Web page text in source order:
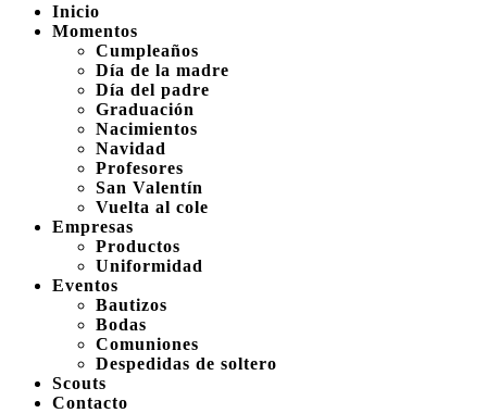
Inicio
Momentos
Cumpleaños
Día de la madre
Día del padre
Graduación
Nacimientos
Navidad
Profesores
San Valentín
Vuelta al cole
Empresas
Productos
Uniformidad
Eventos
Bautizos
Bodas
Comuniones
Despedidas de soltero
Scouts
Contacto